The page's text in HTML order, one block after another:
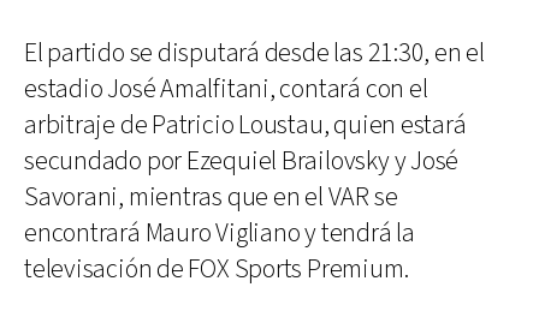
El partido se disputará desde las 21:30, en el
estadio José Amalfitani, contará con el
arbitraje de Patricio Loustau, quien estará
secundado por Ezequiel Brailovsky y José
Savorani, mientras que en el VAR se
encontrará Mauro Vigliano y tendrá la
televisación de FOX Sports Premium.